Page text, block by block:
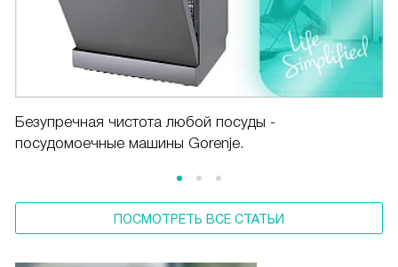
Безупречная чистота любой посуды -
посудомоечные машины Gorenje.
ПОСМОТРЕТЬ ВСЕ СТАТЬИ